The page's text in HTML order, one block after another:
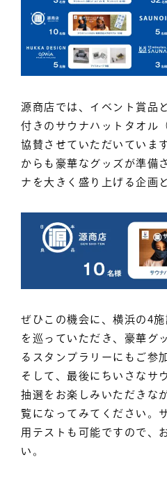
源商店では、イベント賞品
付きのサウナハットタオル
協賛させていただいていま
からも豪華なグッズが準備
ナを大きく盛り上げる企画
ぜひこの機会に、横浜の4
を巡っていただき、豪華グ
るスタンプラリーにもご参
そして、最後にちいさなサ
抽選をお楽しみいただきな
覧になってみてください。
用テストも可能ですので、
い。